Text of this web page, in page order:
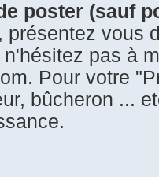
poster (sauf
, présentez vous
pas à
Pour votre
bûcheron ...